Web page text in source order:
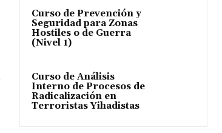
Curso de Prevención y
Seguridad para Zonas
Hostiles o de Guerra
(Nivel 1)
Curso de Análisis
Interno de Procesos de
Radicalización en
Terroristas Yihadistas